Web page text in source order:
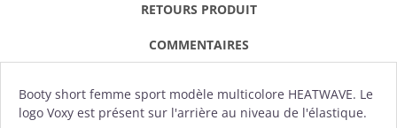
RETOURS PRODUIT
COMMENTAIRES
Booty short femme sport modèle multicolore HEATWAVE. Le
logo Voxy est présent sur l'arrière au niveau de l'élastique.